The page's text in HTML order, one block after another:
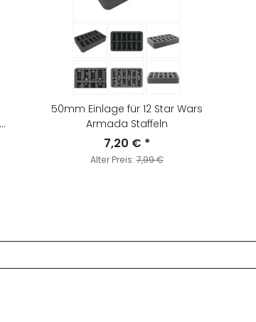
50mm Einlage für 12 Star Wars
Armada Staffeln
7,20 € *
Alter Preis:7,99 €